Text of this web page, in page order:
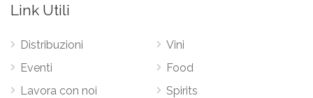
Link Utili
Distribuzioni
Eventi
Lavora con noi
Vini
Food
Spirits